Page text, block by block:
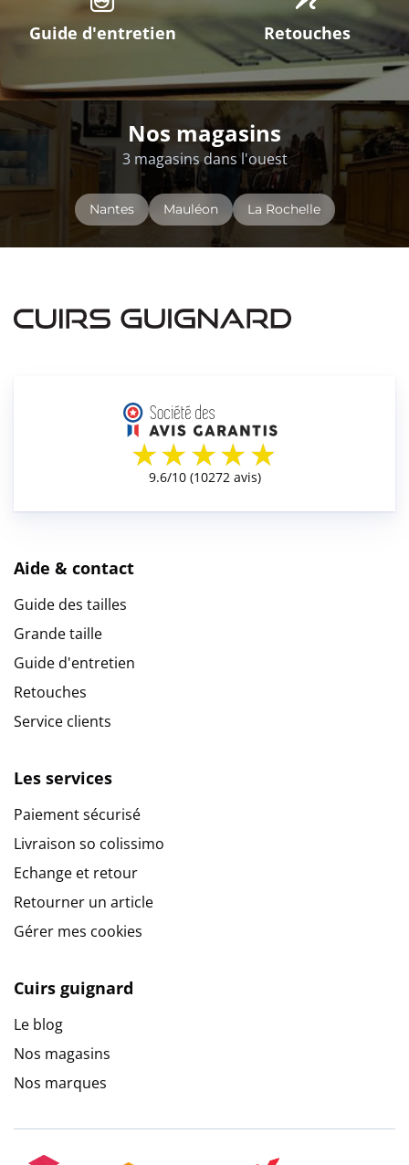
Guide d'entretien Retouches
Nos magasins
3 magasins dans l'ouest
Nantes Mauléon La Rochelle
Aide & contact
Guide des tailles
Grande taille
Guide d'entretien
Retouches
Service clients
Les services
Paiement sécurisé
Livraison so colissimo
Echange et retour
Retourner un article
Gérer mes cookies
Cuirs guignard
Le blog
Nos magasins
Nos marques